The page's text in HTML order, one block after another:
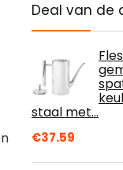
Deal van de
staal met…
€37.59